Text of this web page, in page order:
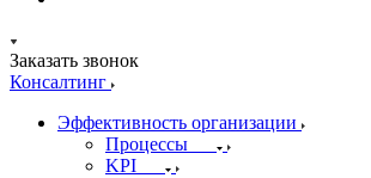
Заказать звонок
Консалтинг
Эффективность организации
Процессы
KPI